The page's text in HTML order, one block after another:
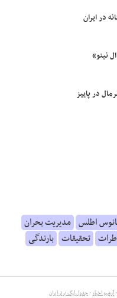
در ایران
نینو»
در پاییز
اطلس مدیریت بحران
تحقیقات بارندگی
-آرشیو اخبار-جدول لیگ برتر ایران